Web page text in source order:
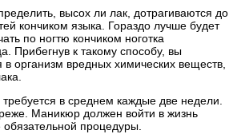
высох ли лак, дотрагиваются до
кончиком языка. Гораздо лучше будет
по ногтю кончиком ноготка
Прибегнув к такому способу, вы
организм вредных химических веществ,
в среднем каждые две недели.
Маникюр должен войти в жизнь
процедуры.